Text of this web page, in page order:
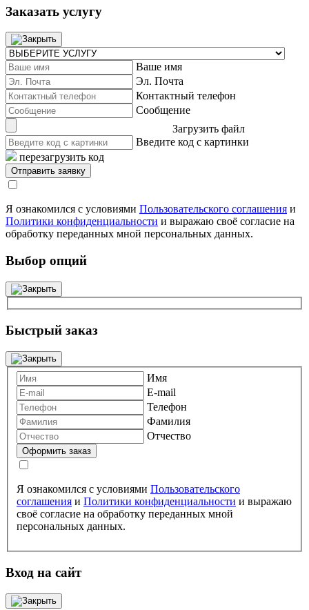
Заказать услугу
Ваше имя
Эл. Почта
Контактный телефон
Сообщение
Загрузить файл
Введите код с картинки
перезагрузить код
Я ознакомился с условиями Пользовательского соглашения и
Политики конфиденциальности и выражаю своё согласие на
обработку переданных мной персональных данных.
Выбор опций
Быстрый заказ
Имя
E-mail
Телефон
Фамилия
Отчество
Я ознакомился с условиями Пользовательского
соглашения и Политики конфиденциальности и выражаю
своё согласие на обработку переданных мной
персональных данных.
Вход на сайт